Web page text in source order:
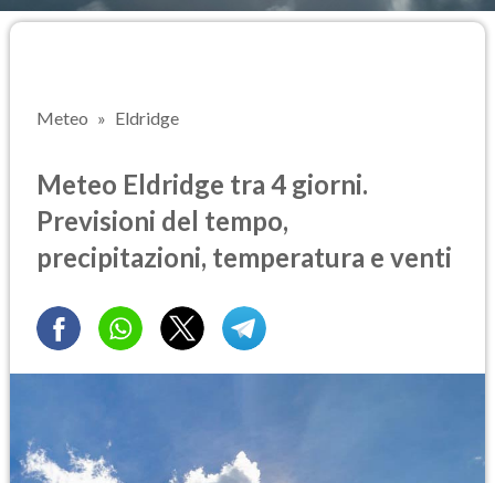
Meteo Eldridge
Meteo Eldridge tra 4 giorni.
Previsioni del tempo,
precipitazioni, temperatura e venti